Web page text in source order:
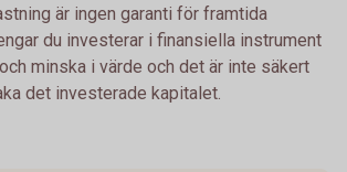
är ingen garanti för framtida
du investerar i finansiella instrument
minska i värde och det är inte säkert
det investerade kapitalet.